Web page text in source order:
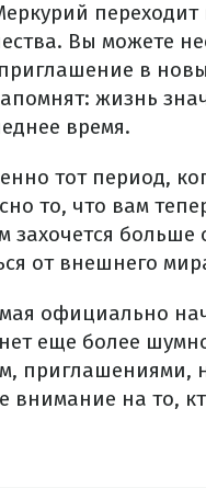
Вы можете
в
жизнь
время.
тот период,
то, что вам
захочется
от внешнего
официально
еще более
приглашениями,
внимание на то,